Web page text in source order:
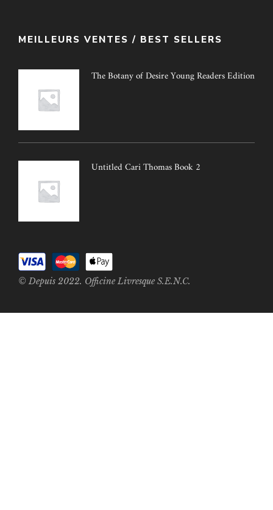
MEILLEURS VENTES / BEST SELLERS
The Botany of Desire Young Readers Edition
Untitled Cari Thomas Book 2
© Depuis 2022. Officine Livresque S.E.N.C.